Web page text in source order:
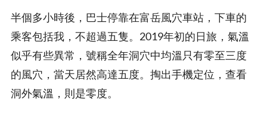
半個多小時後，巴士停靠在富岳風穴車站，下車的
乘客包括我，不超過五隻。2019年初的日旅，氣溫
似乎有些異常，號稱全年洞穴中均溫只有零至三度
的風穴，當天居然高達五度。掏出手機定位，查看
洞外氣溫，則是零度。